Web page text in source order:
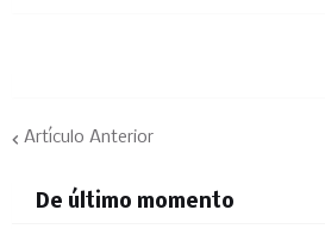
Artículo Anterior
De último momento